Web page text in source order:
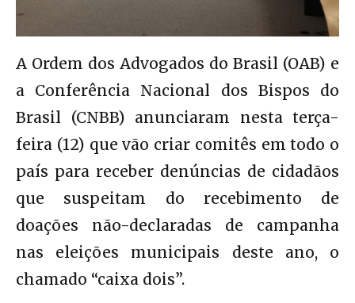
A Ordem dos Advogados do Brasil (OAB) e
a Conferência Nacional dos Bispos do
Brasil (CNBB) anunciaram nesta terça-
feira (12) que vão criar comitês em todo o
país para receber denúncias de cidadãos
que suspeitam do recebimento de
doações não-declaradas de campanha
nas eleições municipais deste ano, o
chamado “caixa dois”.